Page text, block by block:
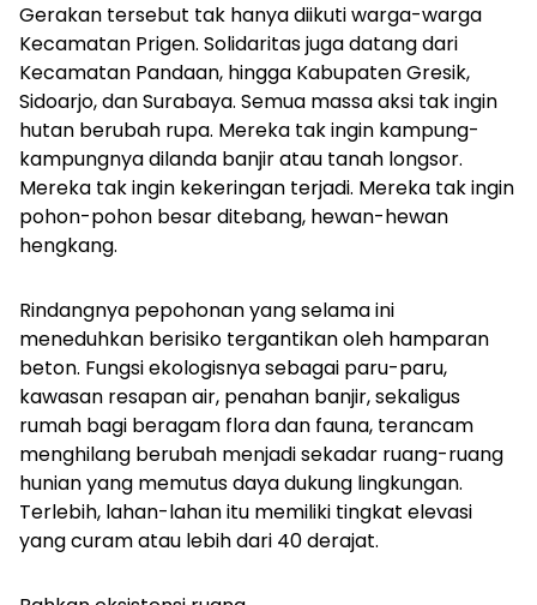
Gerakan tersebut tak hanya diikuti warga-warga
Kecamatan Prigen. Solidaritas juga datang dari
Kecamatan Pandaan, hingga Kabupaten Gresik,
Sidoarjo, dan Surabaya. Semua massa aksi tak ingin
hutan berubah rupa. Mereka tak ingin kampung-
kampungnya dilanda banjir atau tanah longsor.
Mereka tak ingin kekeringan terjadi. Mereka tak ingin
pohon-pohon besar ditebang, hewan-hewan
hengkang.
Rindangnya pepohonan yang selama ini
meneduhkan berisiko tergantikan oleh hamparan
beton. Fungsi ekologisnya sebagai paru-paru,
kawasan resapan air, penahan banjir, sekaligus
rumah bagi beragam flora dan fauna, terancam
menghilang berubah menjadi sekadar ruang-ruang
hunian yang memutus daya dukung lingkungan.
Terlebih, lahan-lahan itu memiliki tingkat elevasi
yang curam atau lebih dari 40 derajat.